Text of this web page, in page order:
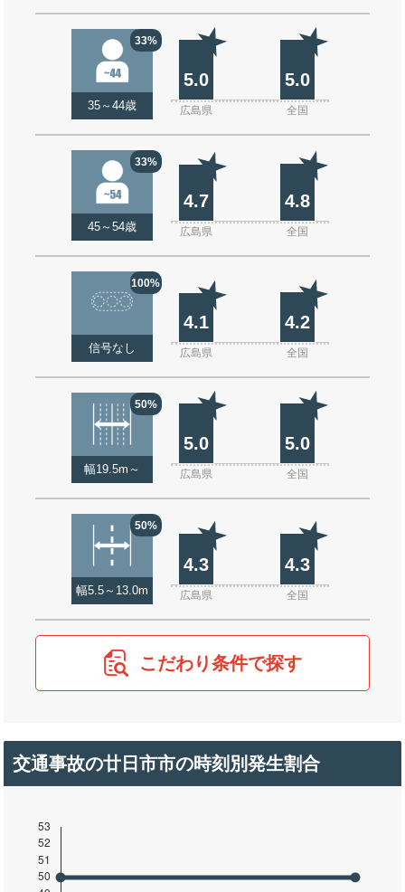
33%
35～44歳
5.0 5.0
広島県 全国
33%
45～54歳
4.7 4.8
広島県 全国
100%
信号なし
4.1 4.2
広島県 全国
50%
幅19.5m～
5.0 5.0
広島県 全国
50%
幅5.5～13.0m
4.3 4.3
広島県 全国
こだわり条件で探す
交通事故の廿日市市の時刻別発生割合